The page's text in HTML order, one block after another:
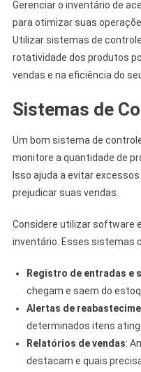
Gerenciar o inventário de
para otimizar suas
Utilizar sistemas de
rotatividade dos produtos
vendas e na eficiência do
Sistemas de
Um bom sistema de
monitore a quantidade de
Isso ajuda a evitar
prejudicar suas vendas.
Considere utilizar software
inventário. Esses sistemas
Registro de entradas e
chegam e saem do
Alertas de
determinados itens
Relatórios de vendas:
destacam e quais